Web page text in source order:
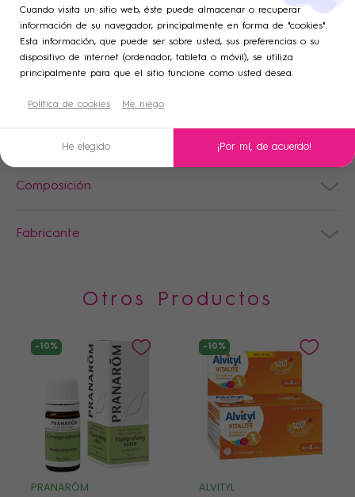
Composición
Fabricante
Otros Productos
-10%
PRANARÔM
-10%
ALVITYL
Añadir a la lista de deseos ×
add_circle_outline Crear una nueva lista
Nombre de la lista de deseos
Cancelar Crear lista de deseos
Debe iniciar sesión para guardar productos en su lista de
deseos.
Cancelar Iniciar sesión
Cuando visita un sitio web, éste puede almacenar o recuperar
información de su navegador, principalmente en forma de "cookies".
Esta información, que puede ser sobre usted, sus preferencias o su
dispositivo de internet (ordenador, tableta o móvil), se utiliza
principalmente para que el sitio funcione como usted desea.
Política de cookies Me niego
He elegido ¡Por mí, de acuerdo!